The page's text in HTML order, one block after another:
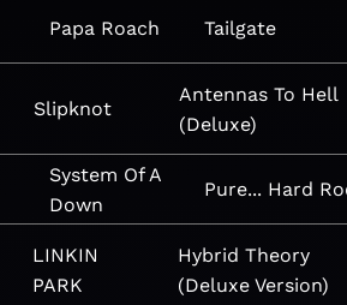
Papa Roach Tailgate
Slipknot
Antennas To Hell
(Deluxe)
System Of A
Down
Pure... Hard
LINKIN
PARK
Hybrid Theory
(Deluxe Version)